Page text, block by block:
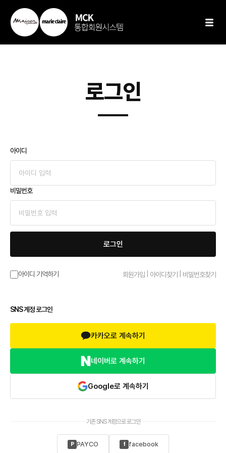
로그인
아이디
비밀번호
로그인
아이디 기억하기 회원가입 아이디찾기 비밀번호찾기
SNS 계정 로그인
카카오로 계속하기
네이버로 계속하기
Google로 계속하기
기존 SNS 계정으로 로그인
P PAYCO f facebook